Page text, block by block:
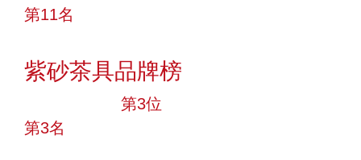
第11名
紫砂茶具品牌榜
第3位
第3名